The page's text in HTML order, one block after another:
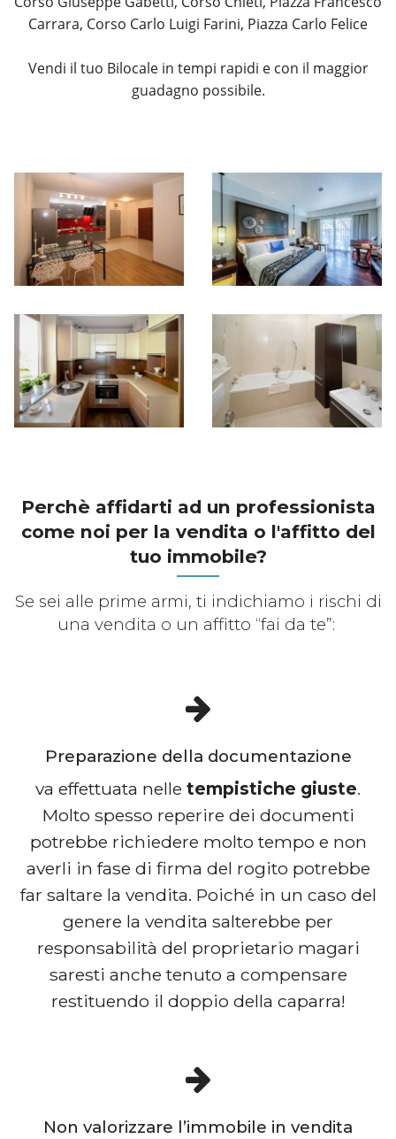
Carrara, Corso Carlo Luigi Farini, Piazza Carlo Felice
Vendi il tuo Bilocale in tempi rapidi e con il maggior
guadagno possibile.
Perchè affidarti ad un professionista
come noi per la vendita o l'affitto del
tuo immobile?
Se sei alle prime armi, ti indichiamo i rischi di
una vendita o un affitto “fai da te”:
Preparazione della documentazione
va effettuata nelle tempistiche giuste.
Molto spesso reperire dei documenti
potrebbe richiedere molto tempo e non
averli in fase di firma del rogito potrebbe
far saltare la vendita. Poiché in un caso del
genere la vendita salterebbe per
responsabilità del proprietario magari
saresti anche tenuto a compensare
restituendo il doppio della caparra!
Non valorizzare l’immobile in vendita